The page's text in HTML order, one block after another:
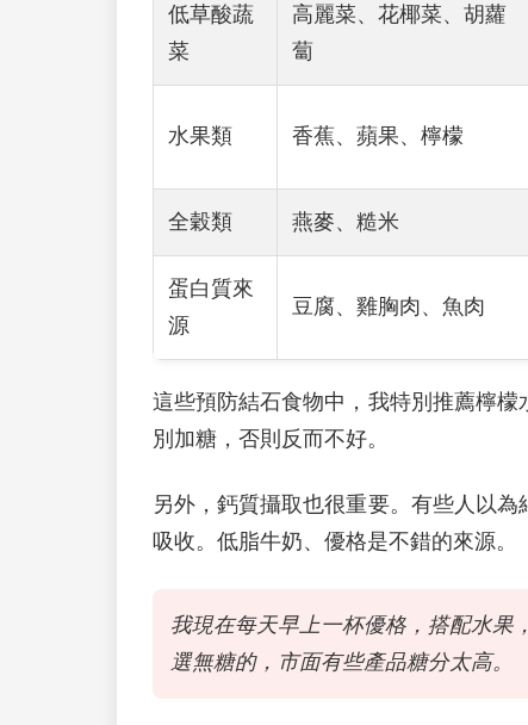
低草酸蔬
菜
高麗菜、花椰菜、胡蘿
蔔
水果類 香蕉、蘋果、檸檬
全穀類 燕麥、糙米
蛋白質來
源
豆腐、雞胸肉、魚肉
這些預防結石食物中，我特別推薦檸
別加糖，否則反而不好。
另外，鈣質攝取也很重要。有些人以
吸收。低脂牛奶、優格是不錯的來源。
我現在每天早上一杯優格，搭配水果
選無糖的，市面有些產品糖分太高。